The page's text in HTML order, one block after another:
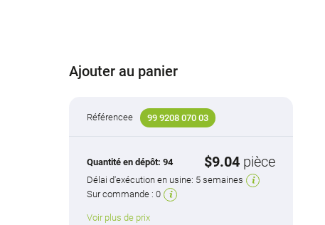
Ajouter au panier
Référencee 99 9208 070 03
Quantité en dépôt:94 $9.04pièce
Délai d'exécution en usine: 5 semaines
Sur commande :0
Voir plus de prix